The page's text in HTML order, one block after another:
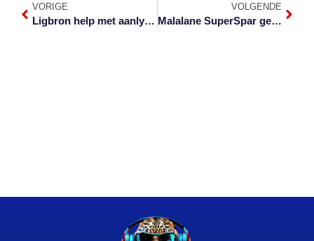
VORIGE
Ligbron help met aanlyn-lesse
VOLGENDE
Malalane SuperSpar gereed vir heropening